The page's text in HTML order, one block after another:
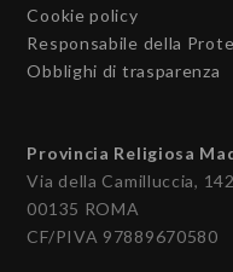
Cookie policy
Responsabile della
Obblighi di trasparenza
Provincia Religiosa
Via della Camilluccia, 142
00135 ROMA
CF/PIVA 97889670580